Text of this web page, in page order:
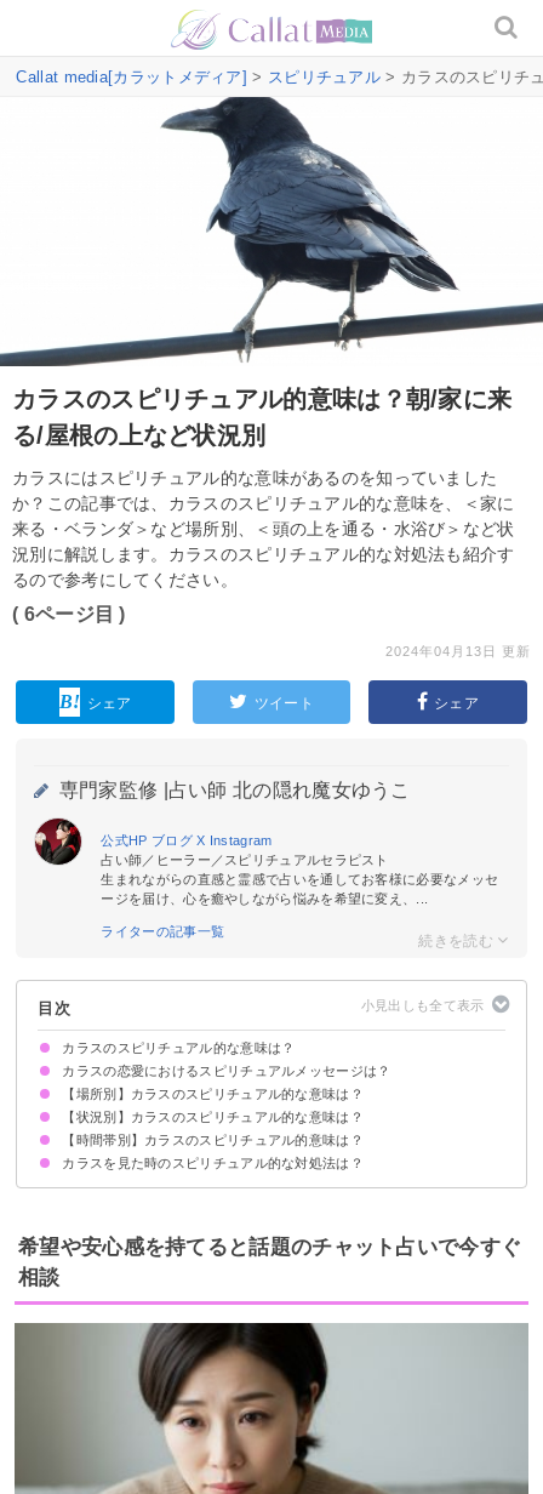
Callat media[カラットメディア] > スピリチュアル > カラスのスピリチ
カラスのスピリチュアル的意味は？朝/家に来
る/屋根の上など状況別
カラスにはスピリチュアル的な意味があるのを知っていました
か？この記事では、カラスのスピリチュアル的な意味を、＜家に
来る・ベランダ＞など場所別、＜頭の上を通る・水浴び＞など状
況別に解説します。カラスのスピリチュアル的な対処法も紹介す
るので参考にしてください。
( 6ページ目 )
2024年04月13日 更新
シェア ツイート シェア
専門家監修 | 占い師 北の隠れ魔女ゆうこ
公式HP ブログX Instagram
占い師／ヒーラー／スピリチュアルセラピスト
生まれながらの直感と霊感で占いを通してお客様に必要なメッセ
ージを届け、心を癒やしながら悩みを希望に変え、...
ライターの記事一覧
目次
カラスのスピリチュアル的な意味は？
①神様のメッセンジャー
②幸運を告げる鳥
③知恵や閃きを授ける
④魔除け・邪気払い
⑤あの世とこの世を繋ぐもの
状況によって意味が決まる
カラスの恋愛におけるスピリチュアルメッセージは？
1羽のカラスを見たら恋愛運の上昇
2羽のカラスを見たらパートナーとの関係が順調なサイン
カラスの大群を見たら恋愛運の低下
【場所別】カラスのスピリチュアル的な意味は？
カラスが家に来るスピリチュアル的意味
カラスがベランダに来る時のスピリチュアル的意味
カラスが庭に来る時のスピリチュアル的意味
お墓参りでカラスを見る時のスピリチュアル的意味
カラスが神社・お寺に来る時のスピリチュアル的意味
カラスが屋根の上に来る時のスピリチュアル的意味
【状況別】カラスのスピリチュアル的な意味は？
カラスが頭の上を通るスピリチュアル的意味
カラスが水浴びしている時のスピリチュアル的意味
カラスに襲われる時のスピリチュアル的意味
カラスが近寄ってくる時のスピリチュアル的意味
カラスの鳴き声が大きな時のスピリチュアル的意味
カラスが目の前に現れる時のスピリチュアル的意味
カラスが喧嘩している時のスピリチュアル的意味
カラスが窓にぶつかる時のスピリチュアル的意味
【時間帯別】カラスのスピリチュアル的意味は？
朝にカラスを見るスピリチュアル的意味
昼にカラスを見るスピリチュアル的意味
夜にカラスを見るスピリチュアル的意味
カラスを見た時のスピリチュアル的な対処法は？
メッセージを受け取り生活に活かす
無理に追い払おうとしない
希望や安心感を持てると話題のチャット占いで今すぐ
相談